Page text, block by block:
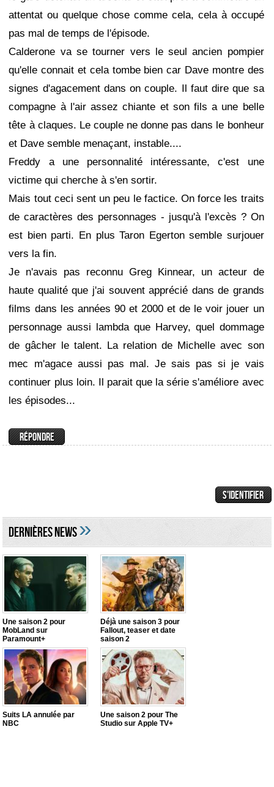
attentat ou quelque chose comme cela, cela à occupé
pas mal de temps de l'épisode.
Calderone va se tourner vers le seul ancien pompier
qu'elle connait et cela tombe bien car Dave montre des
signes d'agacement dans on couple. Il faut dire que sa
compagne à l'air assez chiante et son fils a une belle
tête à claques. Le couple ne donne pas dans le bonheur
et Dave semble menaçant, instable....
Freddy a une personnalité intéressante, c'est une
victime qui cherche à s'en sortir.
Mais tout ceci sent un peu le factice. On force les traits
de caractères des personnages - jusqu'à l'excès ? On
est bien parti. En plus Taron Egerton semble surjouer
vers la fin.
Je n'avais pas reconnu Greg Kinnear, un acteur de
haute qualité que j'ai souvent apprécié dans de grands
films dans les années 90 et 2000 et de le voir jouer un
personnage aussi lambda que Harvey, quel dommage
de gâcher le talent. La relation de Michelle avec son
mec m'agace aussi pas mal. Je sais pas si je vais
continuer plus loin. Il parait que la série s'améliore avec
les épisodes...
DERNIÈRES NEWS»
Une saison 2 pour
MobLand sur
Paramount+
Déjà une saison 3 pour
Fallout, teaser et date
saison 2
Suits LA annulée par
NBC
Une saison 2 pour The
Studio sur Apple TV+